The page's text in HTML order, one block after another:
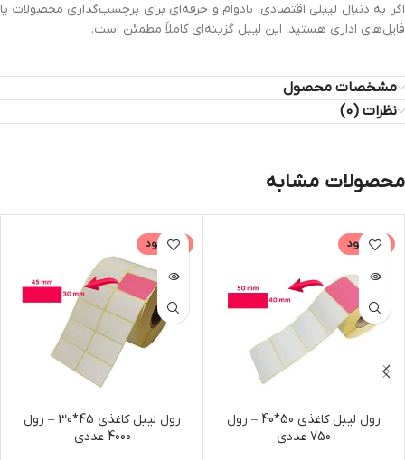
اگر به دنبال لیبلی اقتصادی، بادوام و حرفه‌ای برای برچسب‌گذاری محصولات یا
فایل‌های اداری هستید، این لیبل گزینه‌ای کاملاً مطمئن است.
مشخصات محصول
نظرات (0)
محصولات مشابه
ناموجود
رول لیبل کاغذی 50*40 – رول
750 عددی
ناموجود
رول لیبل کاغذی 45*30 – رول
4000 عددی